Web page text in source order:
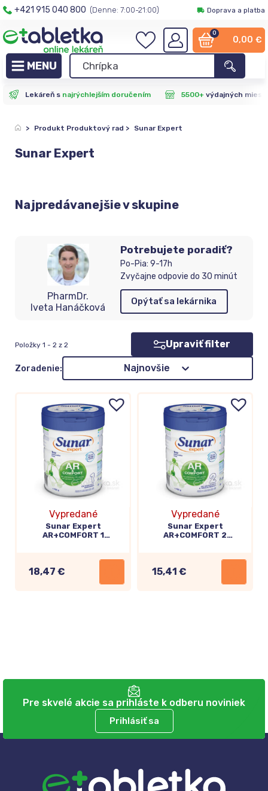
+421 915 040 800 (Denne: 7:00-21:00) Doprava a platba
0
0,00 €
Lekáreň s najrýchlejším doručením 5500+výdajných miest
> Produkt Produktový rad > Sunar Expert
Sunar Expert
Najpredávanejšie v skupine
PharmDr.
Iveta Hanáčková
Potrebujete poradiť?
Po-Pia: 9-17h
Zvyčajne odpovie do 30 minút
Opýtať sa lekárnika
Zoradenie: Najnovšie
Položky 1 - 2 z 2 Upraviť filter
Vypredané
Sunar Expert
AR+COMFORT 1
18,47 €
Vypredané
Sunar Expert
AR+COMFORT 2
15,41 €
Pre skvelé akcie sa prihláste k odberu noviniek
Prihlásiť sa